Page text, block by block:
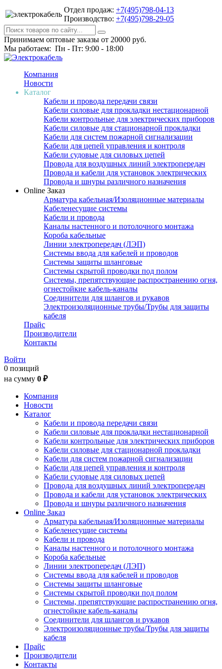
Отдел продаж: +7(495)798-04-13
Производство: +7(495)798-29-05
Принимаем оптовые заказы от 20000 руб.
Мы работаем: Пн - Пт: 9:00 - 18:00
Компания
Новости
Каталог
Кабели и провода передачи связи
Кабели силовые для прокладки нестационарной
Кабели контрольные для электрических приборов
Кабели силовые для стационарной прокладки
Кабели для систем пожарной сигнализации
Кабели для цепей управления и контроля
Кабели судовые для силовых цепей
Провода для воздушных линий электропередач
Провода и кабели для установок электрических
Провода и шнуры различного назначения
Online Заказ
Арматура кабельная/Изоляционные материалы
Кабеленесущие системы
Кабели и провода
Каналы настенного и потолочного монтажа
Короба кабельные
Линии электропередач (ЛЭП)
Системы ввода для кабелей и проводов
Системы защиты шланговые
Системы скрытой проводки под полом
Системы, препятствующие распространению огня,
огнестойкие кабель-каналы
Соединители для шлангов и рукавов
Электроизоляционные трубы/Трубы для защиты
кабеля
Прайс
Производители
Контакты
Войти
0 позиций
на сумму 0 ₽
Компания
Новости
Каталог
Кабели и провода передачи связи
Кабели силовые для прокладки нестационарной
Кабели контрольные для электрических приборов
Кабели силовые для стационарной прокладки
Кабели для систем пожарной сигнализации
Кабели для цепей управления и контроля
Кабели судовые для силовых цепей
Провода для воздушных линий электропередач
Провода и кабели для установок электрических
Провода и шнуры различного назначения
Online Заказ
Арматура кабельная/Изоляционные материалы
Кабеленесущие системы
Кабели и провода
Каналы настенного и потолочного монтажа
Короба кабельные
Линии электропередач (ЛЭП)
Системы ввода для кабелей и проводов
Системы защиты шланговые
Системы скрытой проводки под полом
Системы, препятствующие распространению огня,
огнестойкие кабель-каналы
Соединители для шлангов и рукавов
Электроизоляционные трубы/Трубы для защиты
кабеля
Прайс
Производители
Контакты